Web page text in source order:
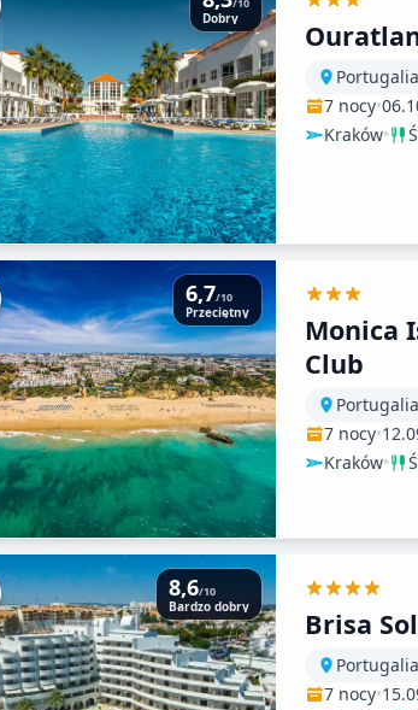
Dobry
7 nocy•
Kraków•
6,7/10
Przeciętny
Monica
Club
7 nocy•
Kraków•
8,6/10
Bardzo dobry Brisa Sol
7 nocy•